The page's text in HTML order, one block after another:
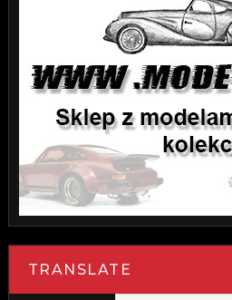
TRANSLATE